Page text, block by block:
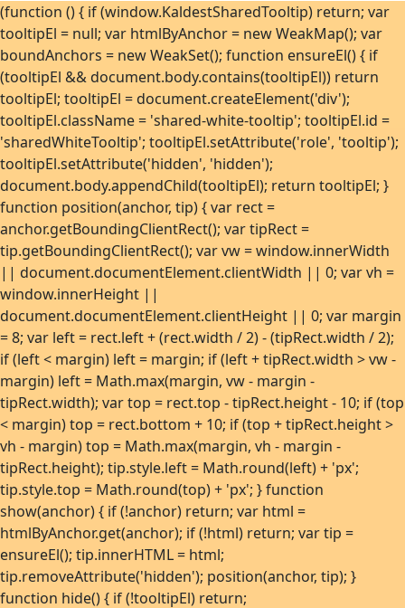
(function () { if (window.KaldestSharedTooltip) return; var
tooltipEl = null; var htmlByAnchor = new WeakMap(); var
boundAnchors = new WeakSet(); function ensureEl() { if
(tooltipEl && document.body.contains(tooltipEl)) return
tooltipEl; tooltipEl = document.createElement('div');
tooltipEl.className = 'shared-white-tooltip'; tooltipEl.id =
'sharedWhiteTooltip'; tooltipEl.setAttribute('role', 'tooltip');
tooltipEl.setAttribute('hidden', 'hidden');
document.body.appendChild(tooltipEl); return tooltipEl; }
function position(anchor, tip) { var rect =
anchor.getBoundingClientRect(); var tipRect =
tip.getBoundingClientRect(); var vw = window.innerWidth
|| document.documentElement.clientWidth || 0; var vh =
window.innerHeight ||
document.documentElement.clientHeight || 0; var margin
= 8; var left = rect.left + (rect.width / 2) - (tipRect.width / 2);
if (left < margin) left = margin; if (left + tipRect.width > vw -
margin) left = Math.max(margin, vw - margin -
tipRect.width); var top = rect.top - tipRect.height - 10; if (top
< margin) top = rect.bottom + 10; if (top + tipRect.height >
vh - margin) top = Math.max(margin, vh - margin -
tipRect.height); tip.style.left = Math.round(left) + 'px';
tip.style.top = Math.round(top) + 'px'; } function
show(anchor) { if (!anchor) return; var html =
htmlByAnchor.get(anchor); if (!html) return; var tip =
ensureEl(); tip.innerHTML = html;
tip.removeAttribute('hidden'); position(anchor, tip); }
function hide() { if (!tooltipEl) return;